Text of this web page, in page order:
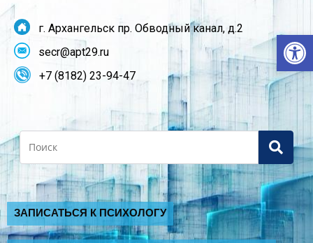
г. Архангельск пр. Обводный канал, д.2
secr@apt29.ru
+7 (8182) 23-94-47
Search
ЗАПИСАТЬСЯ К ПСИХОЛОГУ